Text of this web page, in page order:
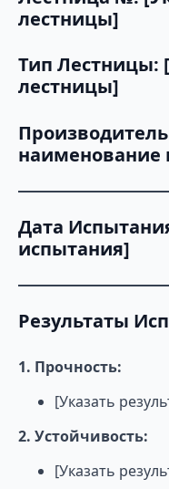
лестницы]
Тип Лестницы:
лестницы]
наименование
Дата
испытания]
Результаты
1. Прочность:
[Указать
2. Устойчивость:
[Указать